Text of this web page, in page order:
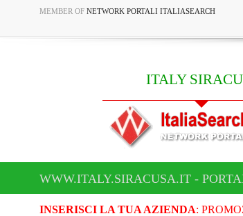
MEMBER OF NETWORK PORTALI ITALIASEARCH
ITALY
WWW.ITALY.SIRACUSA.IT -
INSERISCI LA TUA AZIENDA: